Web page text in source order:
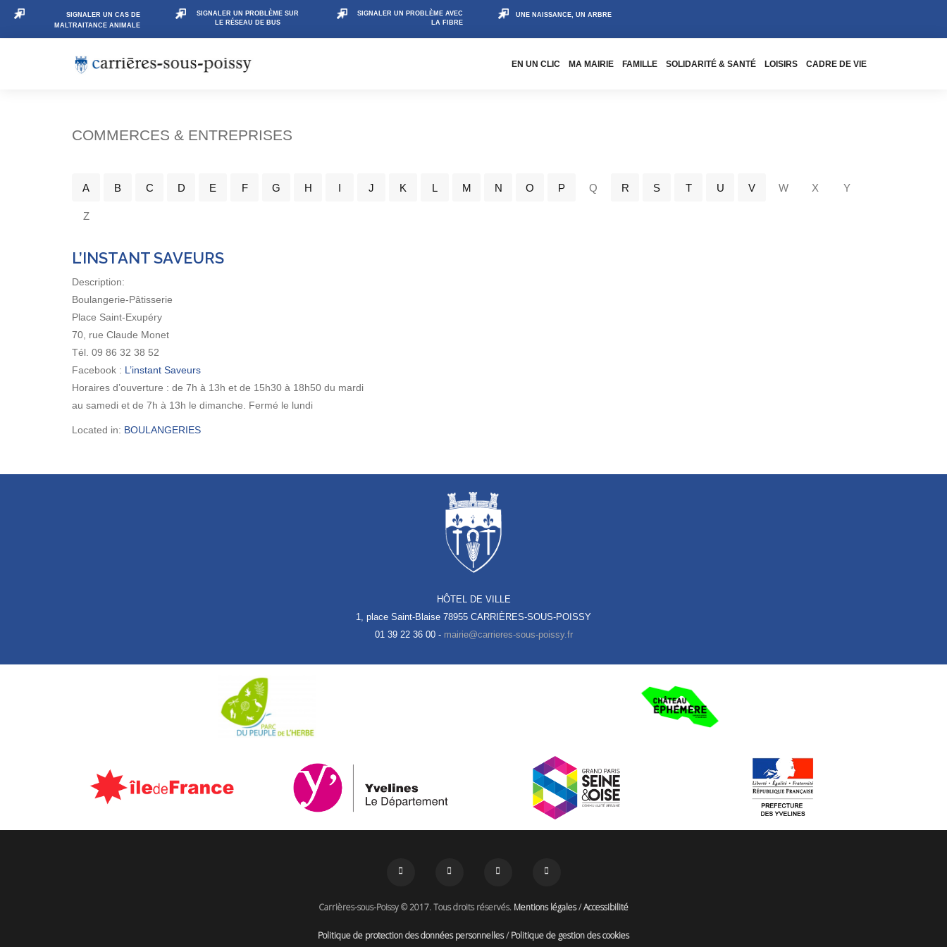
SIGNALER UN CAS DE
MALTRAITANCE ANIMALE
SIGNALER UN PROBLÈME SUR
LE RÉSEAU DE BUS
SIGNALER UN PROBLÈME AVEC
LA FIBRE
UNE NAISSANCE, UN ARBRE
EN UN CLIC MA MAIRIE FAMILLE SOLIDARITÉ & SANTÉ LOISIRS CADRE DE VIE
COMMERCES & ENTREPRISES
A B C D E F G H I J K L M N O P Q R S T U V W X Y
Z
L’INSTANT SAVEURS
Description:
Boulangerie-Pâtisserie
Place Saint-Exupéry
70, rue Claude Monet
Tél. 09 86 32 38 52
Facebook : L’instant Saveurs
Horaires d’ouverture : de 7h à 13h et de 15h30 à 18h50 du mardi
au samedi et de 7h à 13h le dimanche. Fermé le lundi
Located in: BOULANGERIES
HÔTEL DE VILLE
1, place Saint-Blaise 78955 CARRIÈRES-SOUS-POISSY
01 39 22 36 00 -
Carrières-sous-Poissy © 2017. Tous droits réservés. Mentions légales/Accessibilité
Politique de protection des données personnelles/Politique de gestion des cookies